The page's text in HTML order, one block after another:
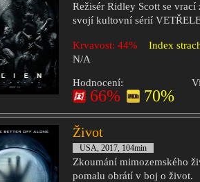
Režisér Ridley Scott se vrací
svojí kultovní sérií
Krvavost: 44% Index
N/A
Hodnocení:
66% 70%
Život
USA, 2017, 104min
Zkoumání mimozemského
pomalu obrátí v boj o život.